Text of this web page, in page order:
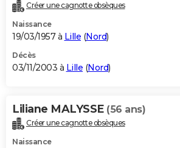
Créer une cagnotte obsèques
Naissance
19/03/1957 à Lille (Nord)
Décès
03/11/2003 à Lille (Nord)
Liliane MALYSSE (56 ans)
Créer une cagnotte obsèques
Naissance